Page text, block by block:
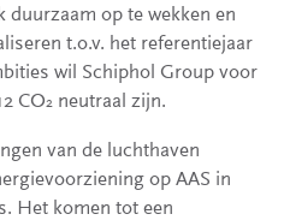
op te wekken en
t.o.v. het referentiejaar
wil Schiphol Group voor
CO2 neutraal zijn.
van de luchthaven
op AAS in
Het komen tot een